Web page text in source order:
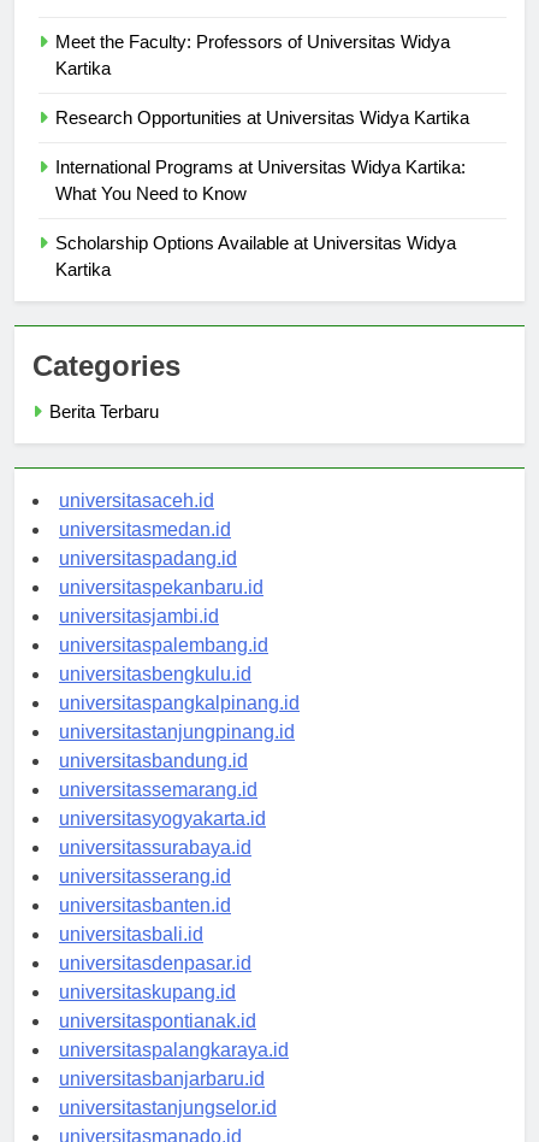
Meet the Faculty: Professors of Universitas Widya
International Programs at Universitas Widya Kartika:
Scholarship Options Available at Universitas Widya
Categories
universitasaceh.id
universitasmedan.id
universitaspadang.id
universitaspekanbaru.id
universitasjambi.id
universitaspalembang.id
universitasbengkulu.id
universitaspangkalpinang.id
universitastanjungpinang.id
universitasbandung.id
universitassemarang.id
universitasyogyakarta.id
universitassurabaya.id
universitasserang.id
universitasbanten.id
universitasbali.id
universitasdenpasar.id
universitaskupang.id
universitaspontianak.id
universitaspalangkaraya.id
universitasbanjarbaru.id
universitastanjungselor.id